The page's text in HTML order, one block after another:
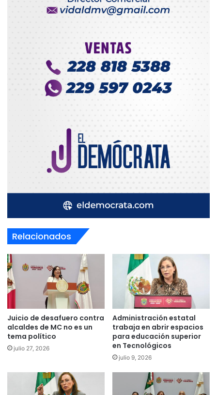
Relacionados
Juicio de desafuero contra
alcaldes de MC no es un
tema político
julio 27, 2026
Administración estatal
trabaja en abrir espacios
para educación superior
en Tecnológicos
julio 9, 2026